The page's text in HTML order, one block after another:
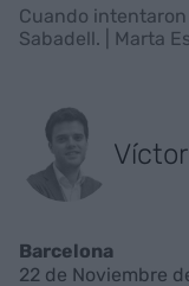
Cuando
Sabadell. | Marta
Barcelona
22 de Noviembre